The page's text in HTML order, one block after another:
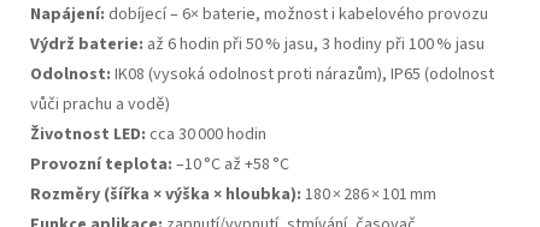
Napájení: dobíjecí – 6× baterie, možnost i kabelového provozu
Výdrž baterie: až 6 hodin při 50 % jasu, 3 hodiny při 100 % jasu
Odolnost: IK08 (vysoká odolnost proti nárazům), IP65 (odolnost
vůči prachu a vodě)
Životnost LED: cca 30 000 hodin
Provozní teplota: –10 °C až +58 °C
Rozměry (šířka × výška × hloubka): 180 × 286 × 101 mm